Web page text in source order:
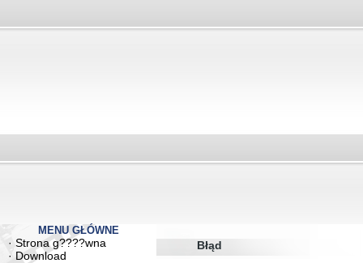
MENU GŁÓWNE
· Strona g????wna
· Download
Błąd